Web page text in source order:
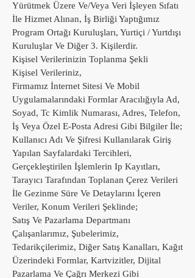
Yürütmek Üzere Ve/Veya Veri İşleyen Sıfatı
İle Hizmet Alınan, İş Birliği Yaptığımız
Program Ortağı Kuruluşları, Yurtiçi / Yurtdışı
Kuruluşlar Ve Diğer 3. Kişilerdir.
Kişisel Verilerinizin Toplanma Şekli
Kişisel Verileriniz,
Firmamız İnternet Sitesi Ve Mobil
Uygulamalarındaki Formlar Aracılığıyla Ad,
Soyad, Tc Kimlik Numarası, Adres, Telefon,
İş Veya Özel E-Posta Adresi Gibi Bilgiler İle;
Kullanıcı Adı Ve Şifresi Kullanılarak Giriş
Yapılan Sayfalardaki Tercihleri,
Gerçekleştirilen İşlemlerin Ip Kayıtları,
Tarayıcı Tarafından Toplanan Çerez Verileri
İle Gezinme Süre Ve Detaylarını İçeren
Veriler, Konum Verileri Şeklinde;
Satış Ve Pazarlama Departmanı
Çalışanlarımız, Şubelerimiz,
Tedarikçilerimiz, Diğer Satış Kanalları, Kağıt
Üzerindeki Formlar, Kartvizitler, Dijital
Pazarlama Ve Çağrı Merkezi Gibi